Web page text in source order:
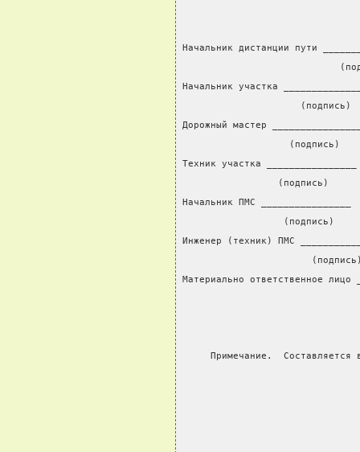
Начальник дистанции пути
Начальник участка
(подпись)
Дорожный мастер
(подпись)
Техник участка
(подпись)
Начальник ПМС
(подпись)
Инженер (техник) ПМС
Материально ответственное лицо
Примечание.  Составляется